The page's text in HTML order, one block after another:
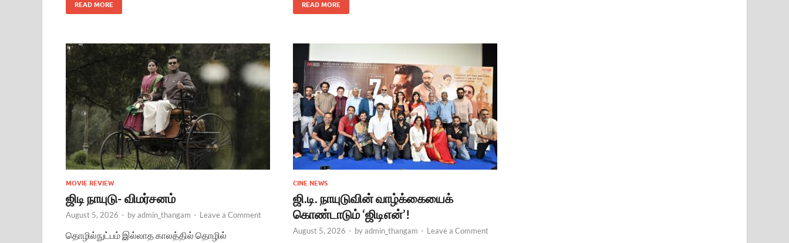
READ MORE READ MORE
MOVIE REVIEW
ஜிடி நாயுடு- விமர்சனம்
August 5, 2026 - byadmin_thangam - Leave a Comment
தொழில்நுட்பம் இல்லாத காலத்தில் தொழில்
CINE NEWS
ஜி.டி. நாயுடுவின் வாழ்க்கையைக்
கொண்டாடும் ‘ஜிடிஎன்’!
August 5, 2026 - byadmin_thangam - Leave a Comment